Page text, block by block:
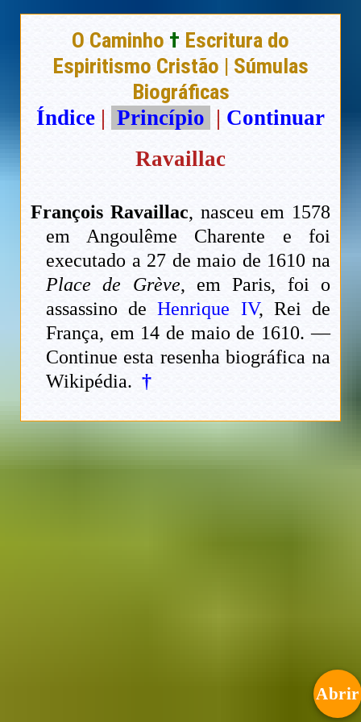
O Caminho † Escritura do
Espiritismo Cristão | Súmulas
Biográficas
Índice | Princípio | Continuar
Ravaillac
François Ravaillac, nasceu em 1578
em Angoulême Charente e foi
executado a 27 de maio de 1610 na
Place de Grève, em Paris, foi o
assassino deHenrique IV, Rei de
França, em 14 de maio de 1610. —
Continue esta resenha biográfica na
Wikipédia. †
Abrir